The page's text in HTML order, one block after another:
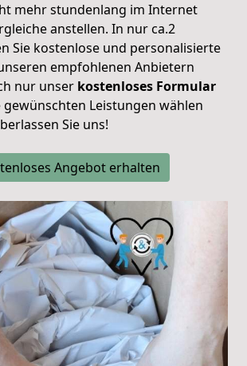
mehr stundenlang im Internet
anstellen. In nur ca.2
Sie kostenlose und personalisierte
empfohlenen Anbietern
nur unser kostenloses Formular
gewünschten Leistungen wählen
Sie uns!
Angebot erhalten